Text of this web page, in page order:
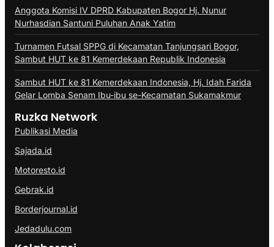
Anggota Komisi IV DPRD Kabupaten Bogor Hj. Nunur
Nurhasdian Santuni Puluhan Anak Yatim
Turnamen Futsal SPPG di Kecamatan Tanjungsari Bogor,
Sambut HUT ke 81 Kemerdekaan Republik Indonesia
Sambut HUT ke 81 Kemerdekaan Indonesia, Hj. Idah Farida
Gelar Lomba Senam Ibu-ibu se-Kecamatan Sukamakmur
Ruzka Network
Publikasi Media
Sajada.id
Motoresto.id
Gebrak.id
Borderjournal.id
Jedadulu.com